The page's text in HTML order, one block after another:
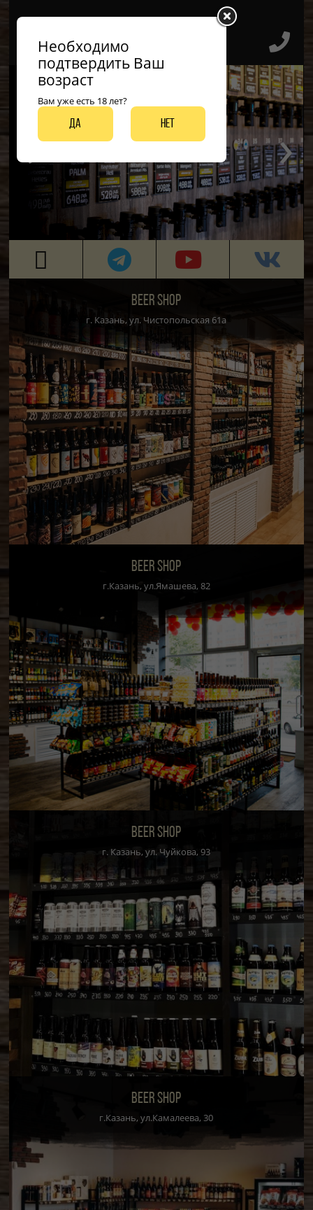
‹ ›
BEER SHOP
г. Казань, ул. Чистопольская 61а
BEER SHOP
г.Казань, ул.Ямашева, 82
BEER SHOP
г. Казань, ул. Чуйкова, 93
BEER SHOP
г.Казань, ул.Камалеева, 30
Необходимо
подтвердить Ваш
возраст
Вам уже есть 18 лет?
Да Нет